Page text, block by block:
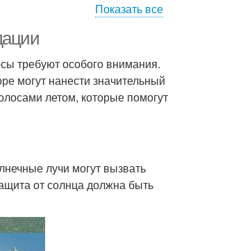
Показать все
требуют особого внимания.
могут нанести значительный
летом, которые помогут
лучи могут вызвать
от солнца должна быть